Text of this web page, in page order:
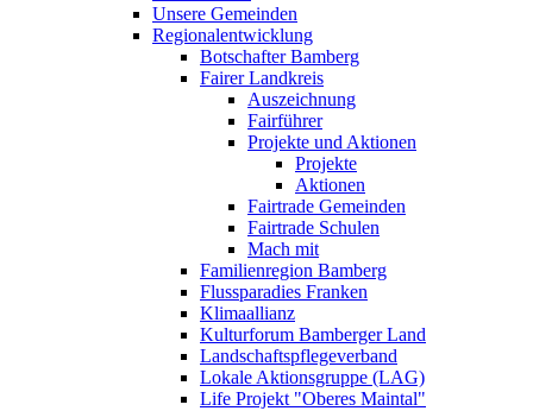
Unsere Gemeinden
Regionalentwicklung
Botschafter Bamberg
Fairer Landkreis
Auszeichnung
Fairführer
Projekte und Aktionen
Projekte
Aktionen
Fairtrade Gemeinden
Fairtrade Schulen
Mach mit
Familienregion Bamberg
Flussparadies Franken
Klimaallianz
Kulturforum Bamberger Land
Landschaftspflegeverband
Lokale Aktionsgruppe (LAG)
Life Projekt "Oberes Maintal"